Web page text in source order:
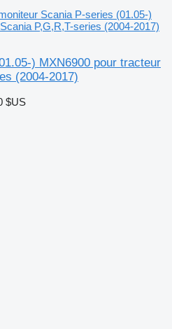
Scania P-series (01.05-)
P,G,R,T-series (2004-2017)
) MXN6900 pour tracteur
(2004-2017)
$US